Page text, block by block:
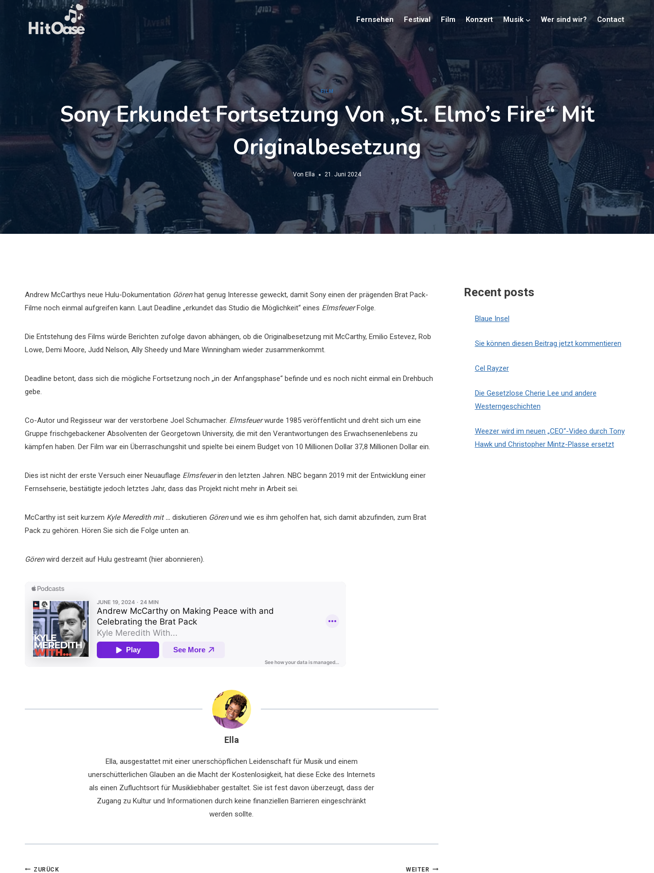
Fernsehen Festival Film Konzert Musik Wer sind wir? Contact
FILM
Sony Erkundet Fortsetzung Von „St. Elmo’s Fire“ Mit
Originalbesetzung
Von Ella 21. Juni 2024
Andrew McCarthys neue Hulu-Dokumentation Görenhat genug Interesse geweckt, damit Sony einen der prägenden Brat Pack-
Filme noch einmal aufgreifen kann. Laut Deadline „erkundet das Studio die Möglichkeit“ eines ElmsfeuerFolge.
Die Entstehung des Films würde Berichten zufolge davon abhängen, ob die Originalbesetzung mit McCarthy, Emilio Estevez, Rob
Lowe, Demi Moore, Judd Nelson, Ally Sheedy und Mare Winningham wieder zusammenkommt.
Deadline betont, dass sich die mögliche Fortsetzung noch „in der Anfangsphase“ befinde und es noch nicht einmal ein Drehbuch
gebe.
Co-Autor und Regisseur war der verstorbene Joel Schumacher. Elmsfeuerwurde 1985 veröffentlicht und dreht sich um eine
Gruppe frischgebackener Absolventen der Georgetown University, die mit den Verantwortungen des Erwachsenenlebens zu
kämpfen haben. Der Film war ein Überraschungshit und spielte bei einem Budget von 10 Millionen Dollar 37,8 Millionen Dollar ein.
Dies ist nicht der erste Versuch einer Neuauflage Elmsfeuerin den letzten Jahren. NBC begann 2019 mit der Entwicklung einer
Fernsehserie, bestätigte jedoch letztes Jahr, dass das Projekt nicht mehr in Arbeit sei.
McCarthy ist seit kurzem Kyle Meredith mit … diskutieren Görenund wie es ihm geholfen hat, sich damit abzufinden, zum Brat
Pack zu gehören. Hören Sie sich die Folge unten an.
Görenwird derzeit auf Hulu gestreamt (hier abonnieren).
Ella
Ella, ausgestattet mit einer unerschöpflichen Leidenschaft für Musik und einem
unerschütterlichen Glauben an die Macht der Kostenlosigkeit, hat diese Ecke des Internets
als einen Zufluchtsort für Musikliebhaber gestaltet. Sie ist fest davon überzeugt, dass der
Zugang zu Kultur und Informationen durch keine finanziellen Barrieren eingeschränkt
werden sollte.
ZURÜCK WEITER
Recent posts
Blaue Insel
Sie können diesen Beitrag jetzt kommentieren
Cel Rayzer
Die Gesetzlose Cherie Lee und andere
Westerngeschichten
Weezer wird im neuen „CEO“-Video durch Tony
Hawk und Christopher Mintz-Plasse ersetzt